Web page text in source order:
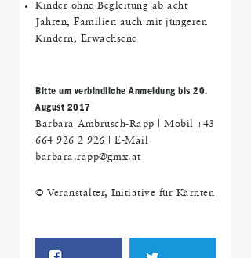
Kinder ohne Begleitung ab acht
Jahren, Familien auch mit jüngeren
Kindern, Erwachsene
Bitte um verbindliche Anmeldung bis 20.
August 2017
Barbara Ambrusch-Rapp | Mobil +43
664 926 2 926 | E-Mail
barbara.rapp@gmx.at
© Veranstalter, Initiative für Kärnten